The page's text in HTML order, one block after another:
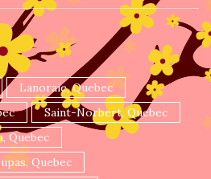
Lanoraie, Quebec
Saint-Norbert, Quebec
Quebec
Quebec